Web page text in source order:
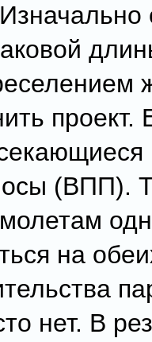
проект.
(ВПП).
на
нет. В